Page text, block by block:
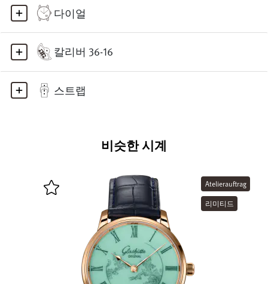
다이얼
칼리버 36-16
스트랩
비슷한 시계
Atelierauftrag
리미티드